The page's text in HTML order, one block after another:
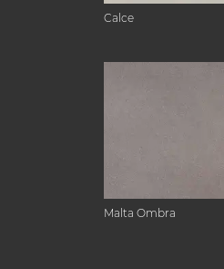
Calce
Malta Ombra